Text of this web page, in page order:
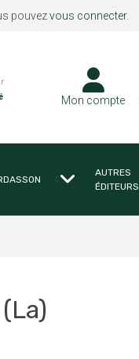
pouvezvous connecter.
Mon compte
<
AUTRES
ÉDITEURS